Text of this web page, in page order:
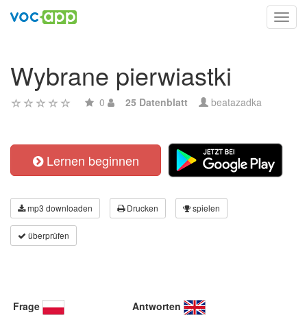
Wybrane pierwiastki
0 25 Datenblatt beatazadka
Lernen beginnen
mp3 downloaden Drucken spielen
überprüfen
Frage Antworten